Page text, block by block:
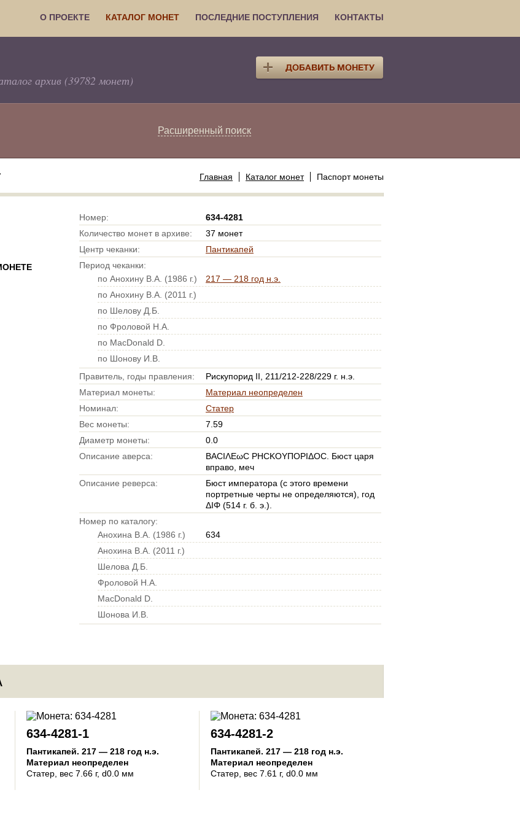
О ПРОЕКТЕ КАТАЛОГ МОНЕТ ПОСЛЕДНИЕ ПОСТУПЛЕНИЯ КОНТАКТЫ
архив (39782 монет)
Расширенный поиск
Главная Каталог монет Паспорт монеты
Номер:
634-4281
Количество монет в архиве:
37 монет
Центр чеканки:
Пантикапей
Период чеканки:
по Анохину В.А. (1986 г.)
217 — 218 год н.э.
по Анохину В.А. (2011 г.)
по Шелову Д.Б.
по Фроловой Н.А.
по MacDonald D.
по Шонову И.В.
Правитель, годы правления:
Рискупорид II, 211/212-228/229 г. н.э.
Материал монеты:
Материал неопределен
Номинал:
Статер
Вес монеты:
7.59
Диаметр монеты:
0.0
Описание аверса:
ΒΑCΙΛΕωC ΡΗСΚΟΥΠΟΡΙΔΟС. Бюст царя
вправо, меч
Описание реверса:
Бюст императора (с этого времени
портретные черты не определяются), год
ΔΙΦ (514 г. б. э.).
Номер по каталогу:
Анохина В.А. (1986 г.)
634
Анохина В.А. (2011 г.)
Шелова Д.Б.
Фроловой Н.А.
MacDonald D.
Шонова И.В.
634-4281-1
Пантикапей. 217 — 218 год н.э.
Материал неопределен
Статер , вес 7.66 г, d0.0 мм
634-4281-2
Пантикапей. 217 — 218 год н.э.
Материал неопределен
Статер , вес 7.61 г, d0.0 мм